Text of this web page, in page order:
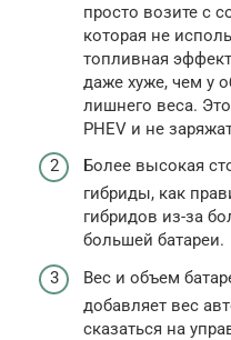
просто возите с
которая не
топливная
даже хуже, чем у
лишнего веса.
PHEV и не
Более высокая
гибриды, как
гибридов из-за
большей батареи.
Вес и объем
добавляет вес
сказаться на